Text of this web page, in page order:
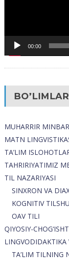
00:00
BO’LIMLAR
MUHARRIR
MATN
TA’LIM
TAHRIRIYATIMIZ
TIL NAZARIYASI
SINXRON VA
KOGNITIV
OAV TILI
QIYOSIY-
TA’LIM TILNING